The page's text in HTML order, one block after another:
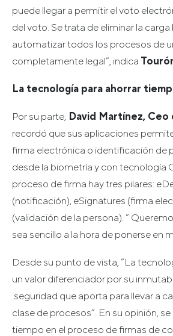
puede llegar a permitir el voto
del voto. Se trata de eliminar la
automatizar todos los procesos de
completamente legal”, indica
La tecnología para ahorrar
Por su parte, David Martínez,
recordó que sus aplicaciones
firma electrónica o identificación de
desde la biometría y con tecnología
proceso de firma hay tres pilares:
(notificación), eSignatures (firma
(validación de la persona). “
sea sencillo a la hora de ponerse en
Desde su punto de vista, “La
un valor diferenciador por su
seguridad que aporta para llevar a
clase de procesos”. En su opinión,
tiempo en el proceso de firmas de